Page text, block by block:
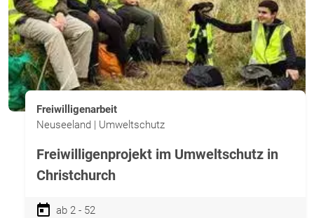
Freiwilligenarbeit
Neuseeland | Umweltschutz
Freiwilligenprojekt im Umweltschutz in
Christchurch
ab 2 - 52